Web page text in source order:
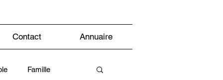
Contact Annuaire
Famille